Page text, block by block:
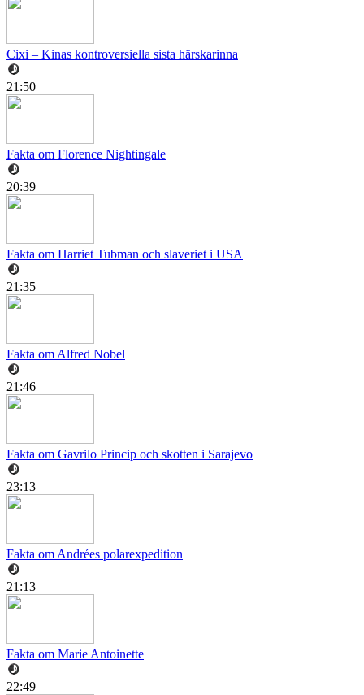
Cixi – Kinas kontroversiella sista härskarinna
21:50
Fakta om Florence Nightingale
20:39
Fakta om Harriet Tubman och slaveriet i USA
21:35
Fakta om Alfred Nobel
21:46
Fakta om Gavrilo Princip och skotten i Sarajevo
23:13
Fakta om Andrées polarexpedition
21:13
Fakta om Marie Antoinette
22:49